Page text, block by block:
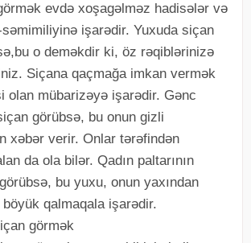
evdə xoşagəlməz hadisələr və
işarədir. Yuxuda siçan
o deməkdir ki, öz rəqiblərinizə
Siçana qaçmağa imkan vermək
olan mübarizəyə işarədir. Gənc
görübsə, bu onun gizli
xəbər verir. Onlar tərəfindən
da ola bilər. Qadın paltarının
bu yuxu, onun yaxından
qalmaqala işarədir.
görmək